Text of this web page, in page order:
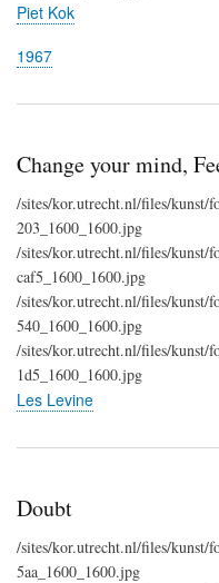
Piet Kok
1967
Change your mind,
/sites/kor.utrecht.nl/files/kunst/
203_1600_1600.jpg
/sites/kor.utrecht.nl/files/kunst/
caf5_1600_1600.jpg
/sites/kor.utrecht.nl/files/kunst/
540_1600_1600.jpg
/sites/kor.utrecht.nl/files/kunst/
1d5_1600_1600.jpg
Les Levine
Doubt
/sites/kor.utrecht.nl/files/kunst/
5aa_1600_1600.jpg